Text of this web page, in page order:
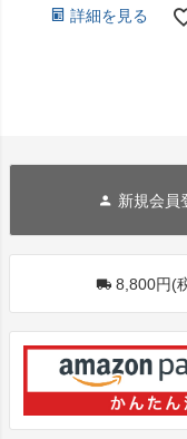
詳細を見る
新規会員
8,800円(